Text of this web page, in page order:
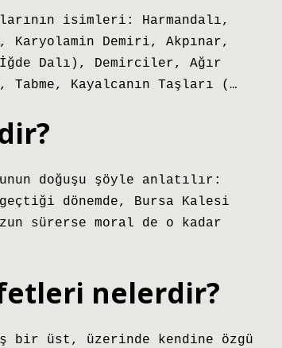
isimleri: Harmandalı,
Karyolamin Demiri, Akpınar,
Dalı), Demirciler, Ağır
Kayalcanın Taşları (…
doğuşu şöyle anlatılır:
dönemde, Bursa Kalesi
sürerse moral de o kadar
nelerdir?
bir üst, üzerinde kendine özgü